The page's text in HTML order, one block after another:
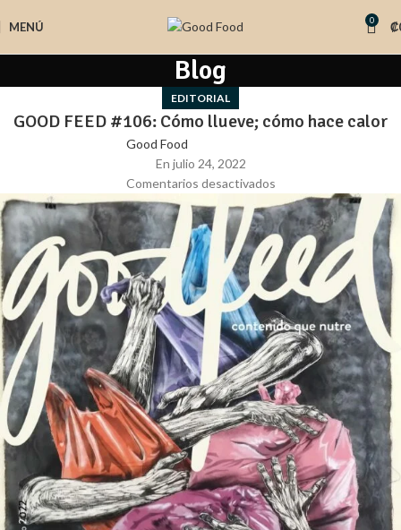
MENÚ 0 ₡
Blog
EDITORIAL
GOOD FEED #106: Cómo llueve; cómo hace calor
Good Food
En julio 24, 2022
Comentarios desactivados